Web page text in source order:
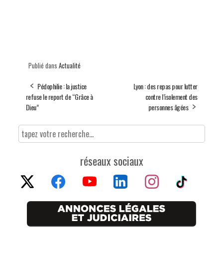
Publié dans Actualité
Pédophilie : la justice
refuse le report de “Grâce à
Dieu”
Lyon : des repas pour lutter
contre l’isolement des
personnes âgées
réseaux sociaux